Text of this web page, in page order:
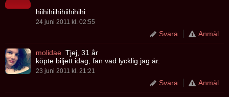
hiihihiihihiihihihi
24 juni 2011 kl. 02:55
Svara Anmäl
molidae Tjej, 31 år
köpte biljett idag, fan vad lycklig jag är.
23 juni 2011 kl. 21:21
Svara Anmäl